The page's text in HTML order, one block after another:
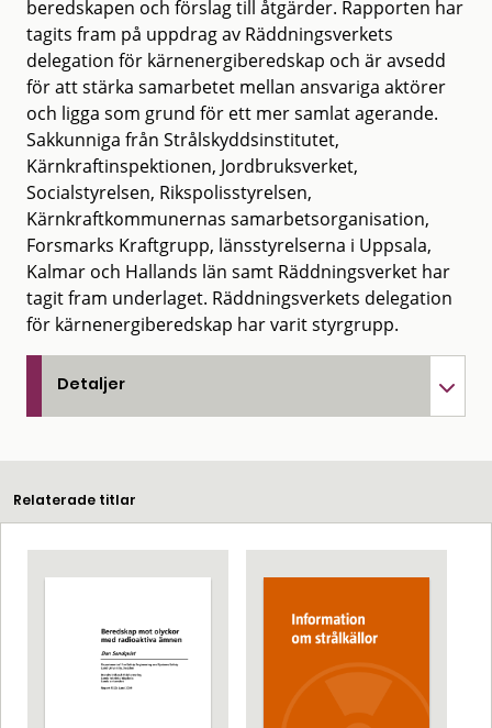
beredskapen och förslag till åtgärder. Rapporten har
tagits fram på uppdrag av Räddningsverkets
delegation för kärnenergiberedskap och är avsedd
för att stärka samarbetet mellan ansvariga aktörer
och ligga som grund för ett mer samlat agerande.
Sakkunniga från Strålskyddsinstitutet,
Kärnkraftinspektionen, Jordbruksverket,
Socialstyrelsen, Rikspolisstyrelsen,
Kärnkraftkommunernas samarbetsorganisation,
Forsmarks Kraftgrupp, länsstyrelserna i Uppsala,
Kalmar och Hallands län samt Räddningsverket har
tagit fram underlaget. Räddningsverkets delegation
för kärnenergiberedskap har varit styrgrupp.
Detaljer
Relaterade titlar